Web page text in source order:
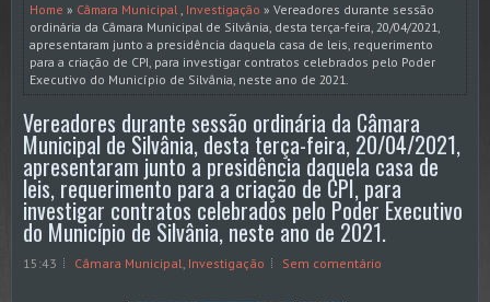
Home » Câmara Municipal, Investigação » Vereadores durante sessão
ordinária da Câmara Municipal de Silvânia, desta terça-feira, 20/04/2021,
apresentaram junto a presidência daquela casa de leis, requerimento
para a criação de CPI, para investigar contratos celebrados pelo Poder
Executivo do Município de Silvânia, neste ano de 2021.
Vereadores durante sessão ordinária da Câmara
Municipal de Silvânia, desta terça-feira, 20/04/2021,
apresentaram junto a presidência daquela casa de
leis, requerimento para a criação de CPI, para
investigar contratos celebrados pelo Poder Executivo
do Município de Silvânia, neste ano de 2021.
15:43 Câmara Municipal, Investigação Sem comentário